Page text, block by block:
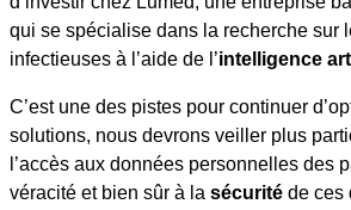
qui se spécialise dans la recherche sur
infectieuses à l’aide de l’intelligence
C’est une des pistes pour continuer
solutions, nous devrons veiller plus
l’accès aux données personnelles des
véracité et bien sûr à la sécurité de ces